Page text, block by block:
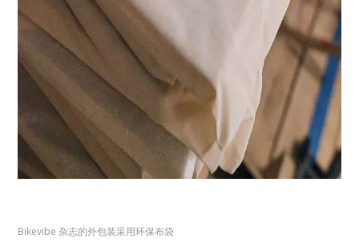
Bikevibe 杂志的外包装采用环保布袋